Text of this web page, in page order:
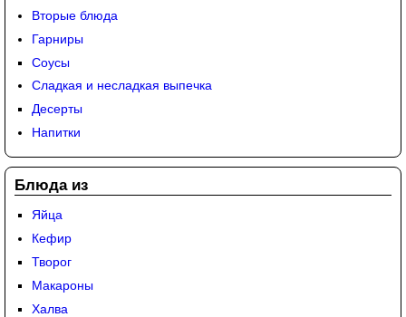
Вторые блюда
Гарниры
Соусы
Сладкая и несладкая выпечка
Десерты
Напитки
Блюда из
Яйца
Кефир
Творог
Макароны
Халва